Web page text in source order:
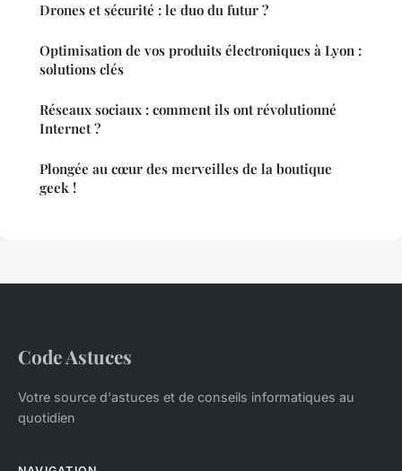
Drones et sécurité : le duo du futur ?
Optimisation de vos produits électroniques à Lyon :
solutions clés
Réseaux sociaux : comment ils ont révolutionné
Internet ?
Plongée au cœur des merveilles de la boutique
geek !
Code Astuces
Votre source d'astuces et de conseils informatiques au
quotidien